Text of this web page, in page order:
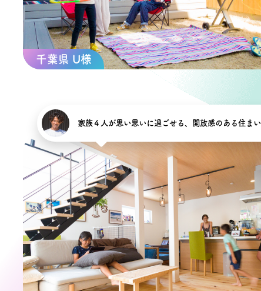
千葉県 U様
家族４人が思い思いに過ごせる、開放感のある住まい